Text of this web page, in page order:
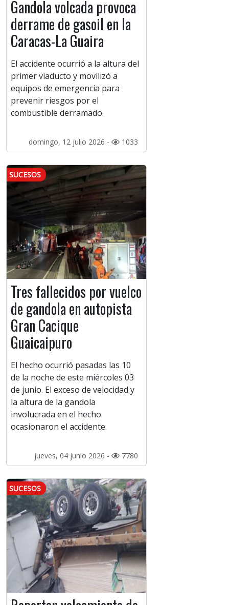
Gandola volcada provoca
derrame de gasoil en la
Caracas-La Guaira
El accidente ocurrió a la altura del
primer viaducto y movilizó a
equipos de emergencia para
prevenir riesgos por el
combustible derramado.
domingo, 12 julio 2026 - 1033
SUCESOS
Tres fallecidos por vuelco
de gandola en autopista
Gran Cacique
Guaicaipuro
El hecho ocurrió pasadas las 10
de la noche de este miércoles 03
de junio. El exceso de velocidad y
la altura de la gandola
involucrada en el hecho
ocasionaron el accidente.
jueves, 04 junio 2026 - 7780
SUCESOS